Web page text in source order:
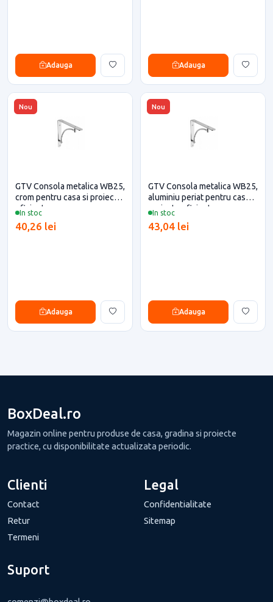
Adauga Adauga
Nou
In stoc
GTV Consola metalica WB25,
crom pentru casa si proiecte
eficiente
40,26 lei
Adauga
Nou
In stoc
GTV Consola metalica WB25,
aluminiu periat pentru casa si
proiecte eficiente
43,04 lei
Adauga
BoxDeal.ro
Magazin online pentru produse de casa, gradina si proiecte
practice, cu disponibilitate actualizata periodic.
Clienti
Contact
Retur
Termeni
Legal
Confidentialitate
Sitemap
Suport